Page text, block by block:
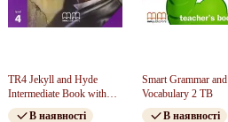
TR4 Jekyll and Hyde
Intermediate Book with
CD
В наявності
Smart Grammar and
Vocabulary 2 TB
В наявності